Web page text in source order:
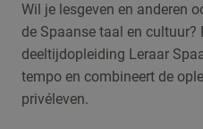
Wil je lesgeven en anderen
de Spaanse taal en
deeltijdopleiding Leraar
tempo en combineert de
privéleven.